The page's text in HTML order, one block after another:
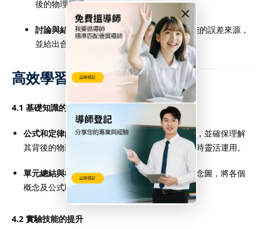
×
後的物理原理。
討論與結論：對實驗結果進行討論，提出可能的誤差來源，
並給出合理的結論。
高效學習策略
4.1 基礎知識的鞏固
公式和定律的背誦與理解：熟記物理公式與定律，並確保理解
其背後的物理意義，這樣才能在計算和解釋問題時靈活運用。
單元總結與概念圖：每學完一個單元後，畫出概念圖，將各個
概念及公式聯繫起來，加深對物理現象的理解。
4.2 實驗技能的提升